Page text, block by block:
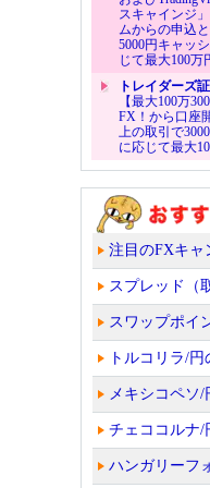
スキャインジ
ムからの申込
5000円キャッ
じて最大100万
トレイダーズ
【最大100万
FX！から口座
上の取引で
に応じて最大
注目のFXキャ
スプレッド（
スワップポイ
トルコリラ/
メキシコペソ
チェココルナ/
ハンガリーフ